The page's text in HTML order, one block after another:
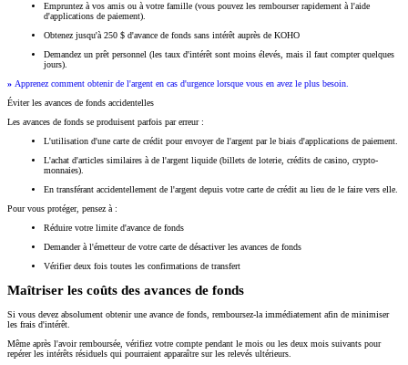
Empruntez à vos amis ou à votre famille (vous pouvez les rembourser rapidement à l'aide
d'applications de paiement).
Obtenez jusqu'à 250 $ d'avance de fonds sans intérêt auprès de KOHO
Demandez un prêt personnel (les taux d'intérêt sont moins élevés, mais il faut compter quelques
jours).
» Apprenez comment obtenir de l'argent en cas d'urgence lorsque vous en avez le plus besoin.
Éviter les avances de fonds accidentelles
Les avances de fonds se produisent parfois par erreur :
L'utilisation d'une carte de crédit pour envoyer de l'argent par le biais d'applications de paiement.
L'achat d'articles similaires à de l'argent liquide (billets de loterie, crédits de casino, crypto-
monnaies).
En transférant accidentellement de l'argent depuis votre carte de crédit au lieu de le faire vers elle.
Pour vous protéger, pensez à :
Réduire votre limite d'avance de fonds
Demander à l'émetteur de votre carte de désactiver les avances de fonds
Vérifier deux fois toutes les confirmations de transfert
Maîtriser les coûts des avances de fonds
Si vous devez absolument obtenir une avance de fonds, remboursez-la immédiatement afin de minimiser
les frais d'intérêt.
Même après l'avoir remboursée, vérifiez votre compte pendant le mois ou les deux mois suivants pour
repérer les intérêts résiduels qui pourraient apparaître sur les relevés ultérieurs.